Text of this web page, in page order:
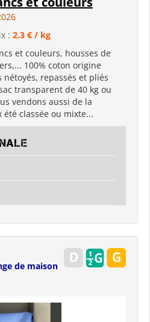
: 2.3 € / kg
et couleurs, housses de
100% coton origine
repassés et pliés
transparent de 40 kg ou
vendons aussi de la
classée ou mixte...
de maison